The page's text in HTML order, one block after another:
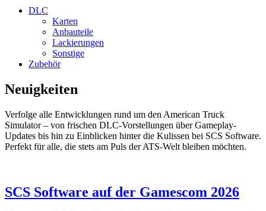
DLC
Karten
Anbauteile
Lackierungen
Sonstige
Zubehör
Neuigkeiten
Verfolge alle Entwicklungen rund um den American Truck
Simulator – von frischen DLC-Vorstellungen über Gameplay-
Updates bis hin zu Einblicken hinter die Kulissen bei SCS Software.
Perfekt für alle, die stets am Puls der ATS-Welt bleiben möchten.
SCS Software auf der Gamescom 2026